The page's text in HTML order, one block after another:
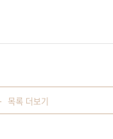
라고 부르며, 이를 분
다.미래 예측: 과거의
목록 더보기